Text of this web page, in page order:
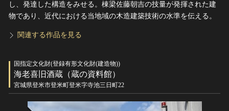
し、発達した構造をみせる。棟梁佐藤朝吉の技量が発揮された建
物であり、近代における当地域の木造建築技術の水準を伝える。
関連する作品を見る
国指定文化財(登録有形文化財(建造物))
海老喜旧酒蔵（蔵の資料館）
宮城県登米市登米町登米字寺池三日町22